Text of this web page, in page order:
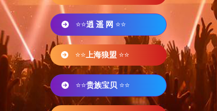
⭐⭐逍 遥 网 ⭐⭐
⭐⭐ 上海狼盟 ⭐⭐
⭐⭐贵族宝贝 ⭐⭐